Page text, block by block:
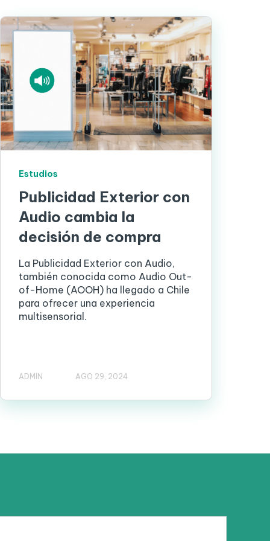
Estudios
Publicidad Exterior con
Audio cambia la
decisión de compra
La Publicidad Exterior con Audio,
también conocida como Audio Out-
of-Home (AOOH) ha llegado a Chile
para ofrecer una experiencia
multisensorial.
ADMIN AGO 29, 2024